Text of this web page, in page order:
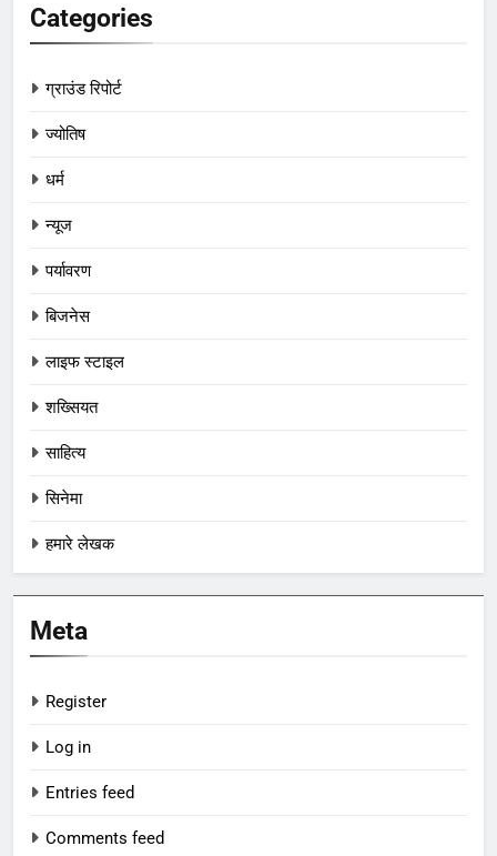
Categories
ग्राउंड रिपोर्ट
ज्योतिष
धर्म
न्यूज
पर्यावरण
बिजनेस
लाइफ स्टाइल
शख्सियत
साहित्य
सिनेमा
हमारे लेखक
Meta
Register
Log in
Entries feed
Comments feed